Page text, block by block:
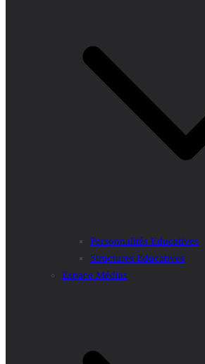
Personnalités Educatives
Structures Educatives
Espace Médias